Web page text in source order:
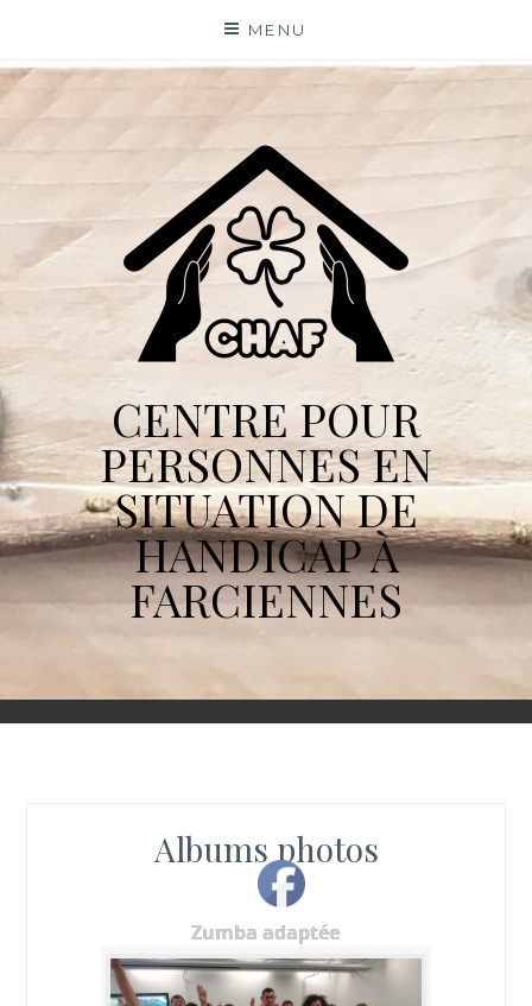
content
MENU
CENTRE POUR
PERSONNES EN
SITUATION DE
HANDICAP À
FARCIENNES
Albums photos
Zumba adaptée